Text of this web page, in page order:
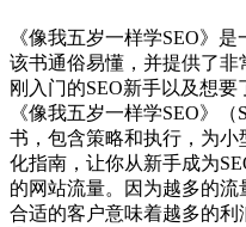
《像我五岁一样学SEO》
该书通俗易懂，并提供了非
刚入门的SEO新手以及想要
《像我五岁一样学SEO》
书，包含策略和执行，为
化指南，让你从新手成为
的网站流量。因为越多的
合适的客户意味着越多的利